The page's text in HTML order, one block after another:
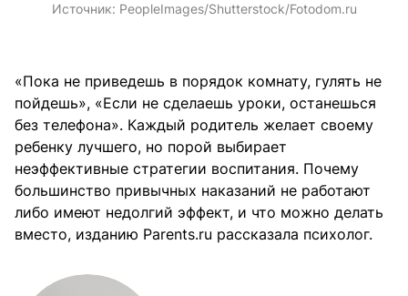
Источник: PeopleImages/Shutterstock/Fotodom.ru
«Пока не приведешь в порядок комнату, гулять не
пойдешь», «Если не сделаешь уроки, останешься
без телефона». Каждый родитель желает своему
ребенку лучшего, но порой выбирает
неэффективные стратегии воспитания. Почему
большинство привычных наказаний не работают
либо имеют недолгий эффект, и что можно делать
вместо, изданию Parents.ru рассказала психолог.